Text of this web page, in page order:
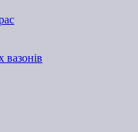
вазонів